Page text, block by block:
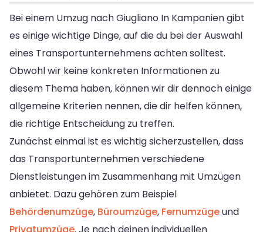
Bei einem Umzug nach Giugliano In Kampanien gibt
es einige wichtige Dinge, auf die du bei der Auswahl
eines Transportunternehmens achten solltest.
Obwohl wir keine konkreten Informationen zu
diesem Thema haben, können wir dir dennoch einige
allgemeine Kriterien nennen, die dir helfen können,
die richtige Entscheidung zu treffen.
Zunächst einmal ist es wichtig sicherzustellen, dass
das Transportunternehmen verschiedene
Dienstleistungen im Zusammenhang mit Umzügen
anbietet. Dazu gehören zum Beispiel
Behördenumzüge, Büroumzüge, Fernumzügeund
Privatumzüge. Je nach deinen individuellen